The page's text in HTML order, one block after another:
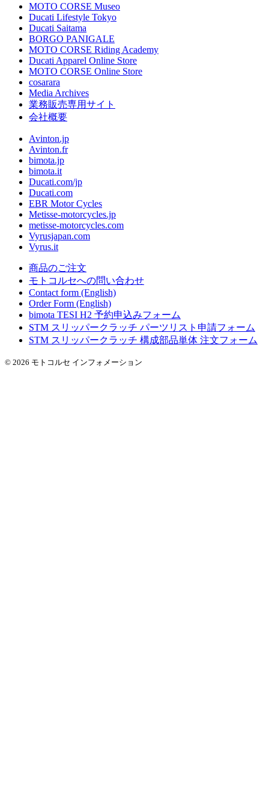
MOTO CORSE Museo
Ducati Lifestyle Tokyo
Ducati Saitama
BORGO PANIGALE
MOTO CORSE Riding Academy
Ducati Apparel Online Store
MOTO CORSE Online Store
cosarara
Media Archives
業務販売専用サイト
会社概要
Avinton.jp
Avinton.fr
bimota.jp
bimota.it
Ducati.com/jp
Ducati.com
EBR Motor Cycles
Metisse-motorcycles.jp
metisse-motorcycles.com
Vyrusjapan.com
Vyrus.it
商品のご注文
モトコルセへの問い合わせ
Contact form (English)
Order Form (English)
bimota TESI H2 予約申込みフォーム
STM スリッパークラッチ パーツリスト申請フォーム
STM スリッパークラッチ 構成部品単体 注文フォーム
© 2026 モトコルセ インフォメーション